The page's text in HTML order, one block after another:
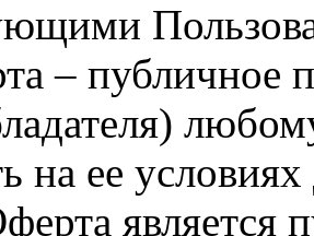
– публичное
на ее
является